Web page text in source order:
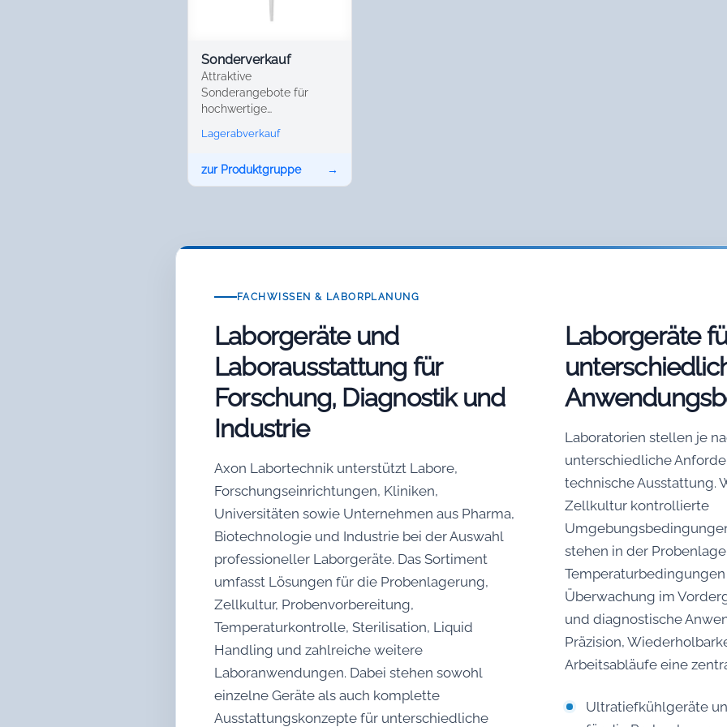
Sonderverkauf
Attraktive
Sonderangebote für
hochwertige
Lagerabverkauf
zur Produktgruppe →
FACHWISSEN & LABORPLANUNG
Laborgeräte und
Laborausstattung für
Forschung, Diagnostik und
Industrie
Axon Labortechnik unterstützt Labore,
Forschungseinrichtungen, Kliniken,
Universitäten sowie Unternehmen aus Pharma,
Biotechnologie und Industrie bei der Auswahl
professioneller Laborgeräte. Das Sortiment
umfasst Lösungen für die Probenlagerung,
Zellkultur, Probenvorbereitung,
Temperaturkontrolle, Sterilisation, Liquid
Handling und zahlreiche weitere
Laboranwendungen. Dabei stehen sowohl
einzelne Geräte als auch komplette
Ausstattungskonzepte für unterschiedliche
Laborgeräte
Laboratorien stellen je
unterschiedliche
technische Ausstattung.
Zellkultur kontrollierte
stehen in der
Überwachung im
und diagnostische
Präzision,
Arbeitsabläufe eine
Ultratiefkühlgeräte